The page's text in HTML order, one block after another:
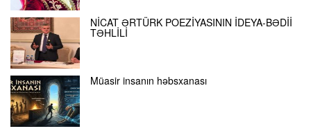
NİCAT ƏRTÜRK POEZİYASININ İDEYA-BƏDİİ
TƏHLİLİ
Müasir insanın həbsxanası